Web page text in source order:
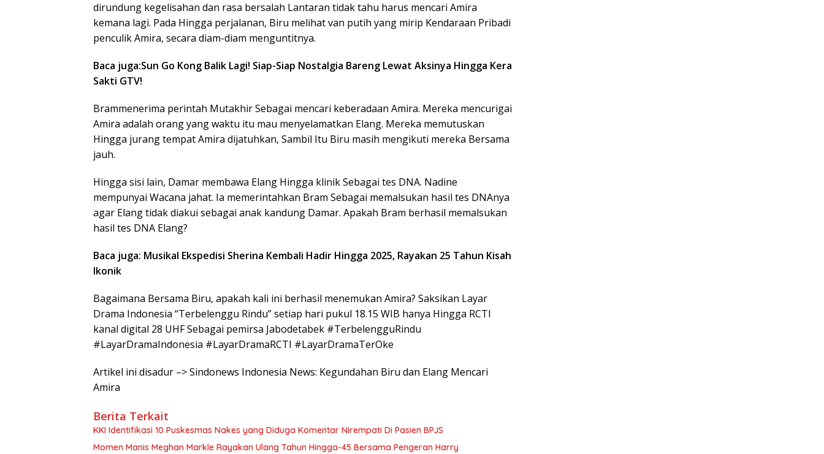
dirundung kegelisahan dan rasa bersalah Lantaran tidak tahu harus mencari Amira
kemana lagi. Pada Hingga perjalanan, Biru melihat van putih yang mirip Kendaraan Pribadi
penculik Amira, secara diam-diam menguntitnya.
Baca juga:Sun Go Kong Balik Lagi! Siap-Siap Nostalgia Bareng Lewat Aksinya Hingga Kera
Sakti GTV!
Brammenerima perintah Mutakhir Sebagai mencari keberadaan Amira. Mereka mencurigai
Amira adalah orang yang waktu itu mau menyelamatkan Elang. Mereka memutuskan
Hingga jurang tempat Amira dijatuhkan, Sambil Itu Biru masih mengikuti mereka Bersama
jauh.
Hingga sisi lain, Damar membawa Elang Hingga klinik Sebagai tes DNA. Nadine
mempunyai Wacana jahat. Ia memerintahkan Bram Sebagai memalsukan hasil tes DNAnya
agar Elang tidak diakui sebagai anak kandung Damar. Apakah Bram berhasil memalsukan
hasil tes DNA Elang?
Baca juga: Musikal Ekspedisi Sherina Kembali Hadir Hingga 2025, Rayakan 25 Tahun Kisah
Ikonik
Bagaimana Bersama Biru, apakah kali ini berhasil menemukan Amira? Saksikan Layar
Drama Indonesia “Terbelenggu Rindu” setiap hari pukul 18.15 WIB hanya Hingga RCTI
kanal digital 28 UHF Sebagai pemirsa Jabodetabek #TerbelengguRindu
#LayarDramaIndonesia #LayarDramaRCTI #LayarDramaTerOke
Artikel ini disadur –> Sindonews Indonesia News: Kegundahan Biru dan Elang Mencari
Amira
Berita Terkait
KKI Identifikasi 10 Puskesmas Nakes yang Diduga Komentar Nirempati Di Pasien BPJS
Momen Manis Meghan Markle Rayakan Ulang Tahun Hingga-45 Bersama Pengeran Harry